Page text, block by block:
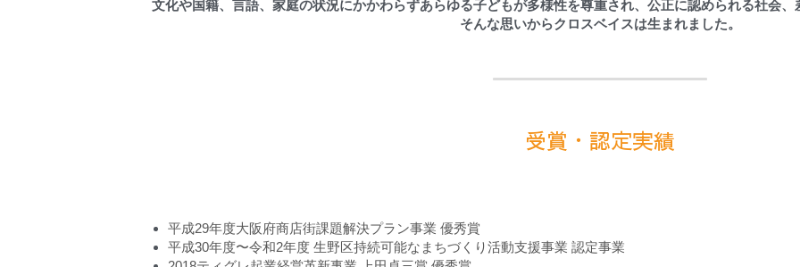
文化や国籍、言語、家庭の状況にかかわらずあらゆる子どもが多様性を尊重され、公正に認められる社会
そんな思いからクロスベイスは生まれました。
受賞・認定実績
平成29年度大阪府商店街課題解決プラン事業 優秀賞
平成30年度〜令和2年度 生野区持続可能なまちづくり活動支援事業 認定事業